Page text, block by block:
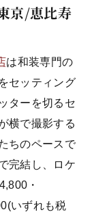
京/恵比寿
は和装専門の
セッティング
ターを切るセ
横で撮影する
ちのペースで
完結し、ロケ
・
いずれも税